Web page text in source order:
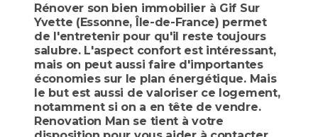
Rénover son bien immobilier à Gif Sur
Yvette (Essonne, Île-de-France) permet
de l'entretenir pour qu'il reste toujours
salubre. L'aspect confort est intéressant,
mais on peut aussi faire d'importantes
économies sur le plan énergétique. Mais
le but est aussi de valoriser ce logement,
notamment si on a en tête de vendre.
Renovation Man se tient à votre